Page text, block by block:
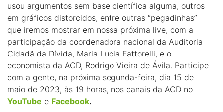
usou argumentos sem base científica alguma, outros
em gráficos distorcidos, entre outras “pegadinhas”
que iremos mostrar em nossa próxima live, com a
participação da coordenadora nacional da Auditoria
Cidadã da Dívida, Maria Lucia Fattorelli, e o
economista da ACD, Rodrigo Vieira de Ávila. Participe
com a gente, na próxima segunda-feira, dia 15 de
maio de 2023, às 19 horas, nos canais da ACD no
YouTube e Facebook.